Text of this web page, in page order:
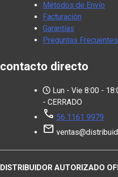
Métodos de Envío
Facturación
Garantías
Preguntas Frecuentes
contacto directo
Lun - Vie 8:00 -
- CERRADO
call 56 1161 9979
mail
DISTRIBUIDOR AUTORIZADO